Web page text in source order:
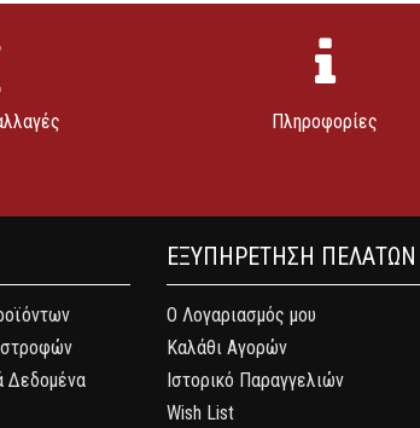
Πληροφορίες
Δεδομένα
ΕΞΥΠΗΡΕΤΗΣΗ ΠΕΛΑΤΩΝ
Ο Λογαριασμός μου
Καλάθι Αγορών
Ιστορικό Παραγγελιών
Wish List